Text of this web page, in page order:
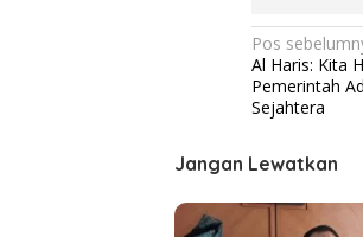
N
a
v
i
g
a
Pos
Al Haris: Kita
Pemerintah
Sejahtera
Jangan Lewatkan